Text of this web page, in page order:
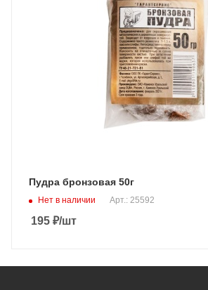
Пудра бронзовая 50г
Нет в наличии Арт.: 25592
195 ₽/шт